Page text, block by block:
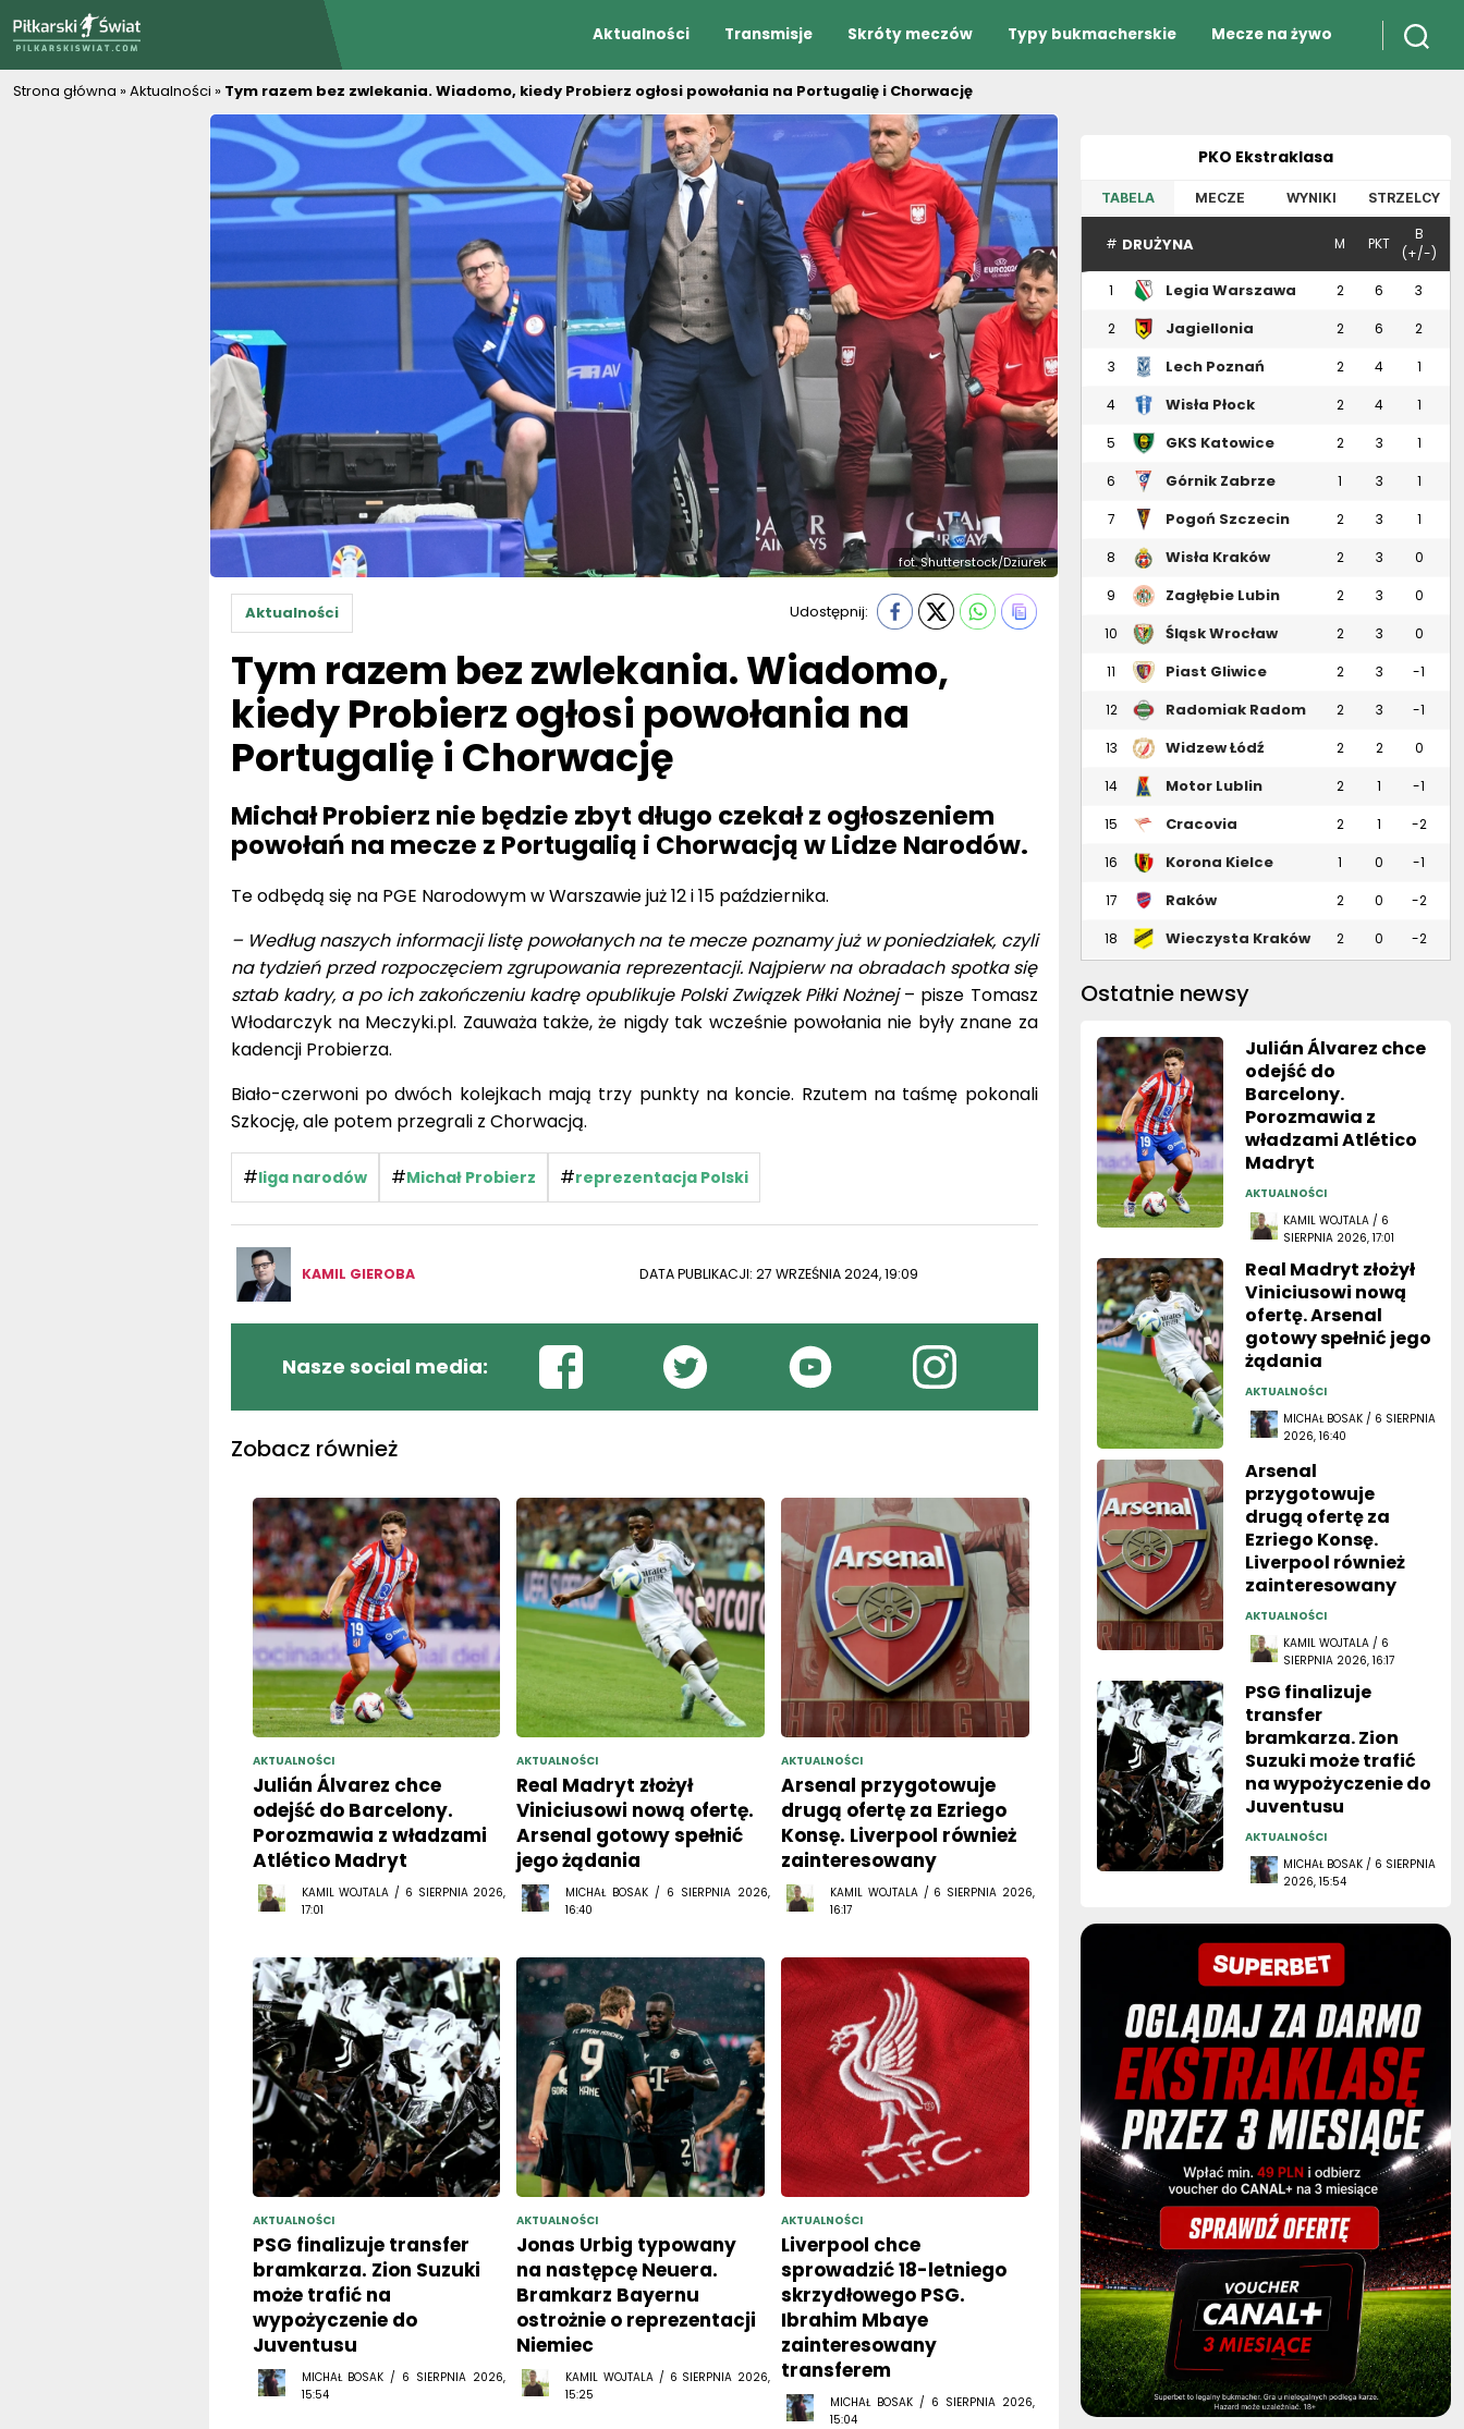
Aktualności Transmisje Skróty meczów Typy bukmacherskie Mecze na żywo
Strona główna »Aktualności » Tym razem bez zwlekania. Wiadomo, kiedy Probierz ogłosi powołania na Portugalię i Chorwację
fot. Shutterstock/Dziurek
Aktualności Udostępnij:
Tym razem bez zwlekania. Wiadomo,
kiedy Probierz ogłosi powołania na
Portugalię i Chorwację
Michał Probierz nie będzie zbyt długo czekał z ogłoszeniem
powołań na mecze z Portugalią i Chorwacją w Lidze Narodów.
Te odbędą się na PGE Narodowym w Warszawie już 12 i 15 października.
– Według naszych informacji listę powołanych na te mecze poznamy już w poniedziałek, czyli
na tydzień przed rozpoczęciem zgrupowania reprezentacji. Najpierw na obradach spotka się
sztab kadry, a po ich zakończeniu kadrę opublikuje Polski Związek Piłki Nożnej– pisze Tomasz
Włodarczyk na Meczyki.pl. Zauważa także, że nigdy tak wcześnie powołania nie były znane za
kadencji Probierza.
Biało-czerwoni po dwóch kolejkach mają trzy punkty na koncie. Rzutem na taśmę pokonali
Szkocję, ale potem przegrali z Chorwacją.
#liga narodów #Michał Probierz #reprezentacja Polski
KAMIL GIEROBA DATA PUBLIKACJI: 27 WRZEŚNIA 2024, 19:09
Nasze social media:
Zobacz również
AKTUALNOŚCI
Julián Álvarez chce
odejść do Barcelony.
Porozmawia z władzami
Atlético Madryt
KAMIL WOJTALA / 6 SIERPNIA 2026,
17:01
AKTUALNOŚCI
Real Madryt złożył
Viniciusowi nową ofertę.
Arsenal gotowy spełnić
jego żądania
MICHAŁ BOSAK / 6 SIERPNIA 2026,
16:40
AKTUALNOŚCI
Arsenal przygotowuje
drugą ofertę za Ezriego
Konsę. Liverpool również
zainteresowany
KAMIL WOJTALA / 6 SIERPNIA 2026,
16:17
AKTUALNOŚCI
PSG finalizuje transfer
bramkarza. Zion Suzuki
może trafić na
wypożyczenie do
Juventusu
MICHAŁ BOSAK / 6 SIERPNIA 2026,
15:54
AKTUALNOŚCI
Jonas Urbig typowany
na następcę Neuera.
Bramkarz Bayernu
ostrożnie o reprezentacji
Niemiec
KAMIL WOJTALA / 6 SIERPNIA 2026,
15:25
AKTUALNOŚCI
Liverpool chce
sprowadzić 18-letniego
skrzydłowego PSG.
Ibrahim Mbaye
zainteresowany
transferem
MICHAŁ BOSAK / 6 SIERPNIA 2026,
15:04
PKO Ekstraklasa
TABELA MECZE WYNIKI STRZELCY
# DRUŻYNA M PKT
B
(+/-)
1
Legia Warszawa 2 6 3
2
Jagiellonia
2 6 2
3 Lech Poznań 2 4 1
4 Wisła Płock 2 4 1
5 GKS Katowice 2 3 1
6 Górnik Zabrze 1 3 1
7 Pogoń Szczecin 2 3 1
8 Wisła Kraków 2 3 0
9 Zagłębie Lubin 2 3 0
10 Śląsk Wrocław 2 3 0
11 Piast Gliwice 2 3 -1
12 Radomiak Radom 2 3 -1
13 Widzew Łódź 2 2 0
14 Motor Lublin 2 1 -1
15 Cracovia 2 1 -2
16 Korona Kielce 1 0 -1
17
Raków
2 0 -2
18 Wieczysta Kraków 2 0 -2
Ostatnie newsy
Julián Álvarez chce
odejść do
Barcelony.
Porozmawia z
władzami Atlético
Madryt
AKTUALNOŚCI
KAMIL WOJTALA / 6
SIERPNIA 2026, 17:01
Real Madryt złożył
Viniciusowi nową
ofertę. Arsenal
gotowy spełnić jego
żądania
AKTUALNOŚCI
MICHAŁ BOSAK / 6 SIERPNIA
2026, 16:40
Arsenal
przygotowuje
drugą ofertę za
Ezriego Konsę.
Liverpool również
zainteresowany
AKTUALNOŚCI
KAMIL WOJTALA / 6
SIERPNIA 2026, 16:17
PSG finalizuje
transfer
bramkarza. Zion
Suzuki może trafić
na wypożyczenie do
Juventusu
AKTUALNOŚCI
MICHAŁ BOSAK / 6 SIERPNIA
2026, 15:54